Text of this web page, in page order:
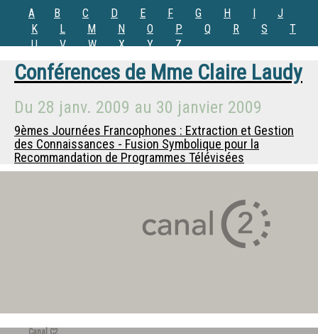
A B C D E F G H I
J
K
L M N O P Q R S
T
U
V W X Y Z
Conférences de Mme Claire Laudy
Du 28 janv. 2009 au 30 janvier 2009
9èmes Journées Francophones : Extraction et Gestion
des Connaissances - Fusion Symbolique pour la
Recommandation de Programmes Télévisées
Canal C2